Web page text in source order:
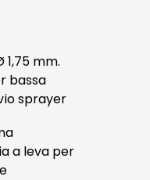
mm.
bassa
sprayer
a leva per